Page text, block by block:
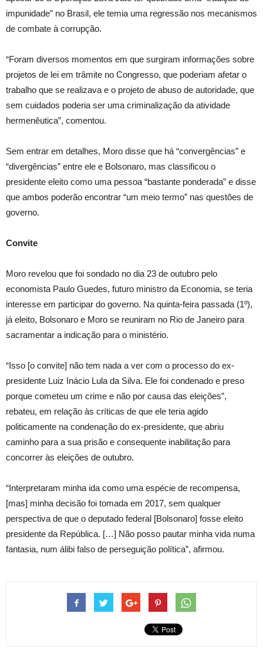
impunidade” no Brasil, ele temia uma regressão nos mecanismos
de combate à corrupção.
“Foram diversos momentos em que surgiram informações sobre
projetos de lei em trâmite no Congresso, que poderiam afetar o
trabalho que se realizava e o projeto de abuso de autoridade, que
sem cuidados poderia ser uma criminalização da atividade
hermenêutica”, comentou.
Sem entrar em detalhes, Moro disse que há “convergências” e
“divergências” entre ele e Bolsonaro, mas classificou o
presidente eleito como uma pessoa “bastante ponderada” e disse
que ambos poderão encontrar “um meio termo” nas questões de
governo.
Convite
Moro revelou que foi sondado no dia 23 de outubro pelo
economista Paulo Guedes, futuro ministro da Economia, se teria
interesse em participar do governo. Na quinta-feira passada (1º),
já eleito, Bolsonaro e Moro se reuniram no Rio de Janeiro para
sacramentar a indicação para o ministério.
“Isso [o convite] não tem nada a ver com o processo do ex-
presidente Luiz Inácio Lula da Silva. Ele foi condenado e preso
porque cometeu um crime e não por causa das eleições”,
rebateu, em relação às críticas de que ele teria agido
politicamente na condenação do ex-presidente, que abriu
caminho para a sua prisão e consequente inabilitação para
concorrer às eleições de outubro.
“Interpretaram minha ida como uma espécie de recompensa,
[mas] minha decisão foi tomada em 2017, sem qualquer
perspectiva de que o deputado federal [Bolsonaro] fosse eleito
presidente da República. […] Não posso pautar minha vida numa
fantasia, num álibi falso de perseguição política”, afirmou.